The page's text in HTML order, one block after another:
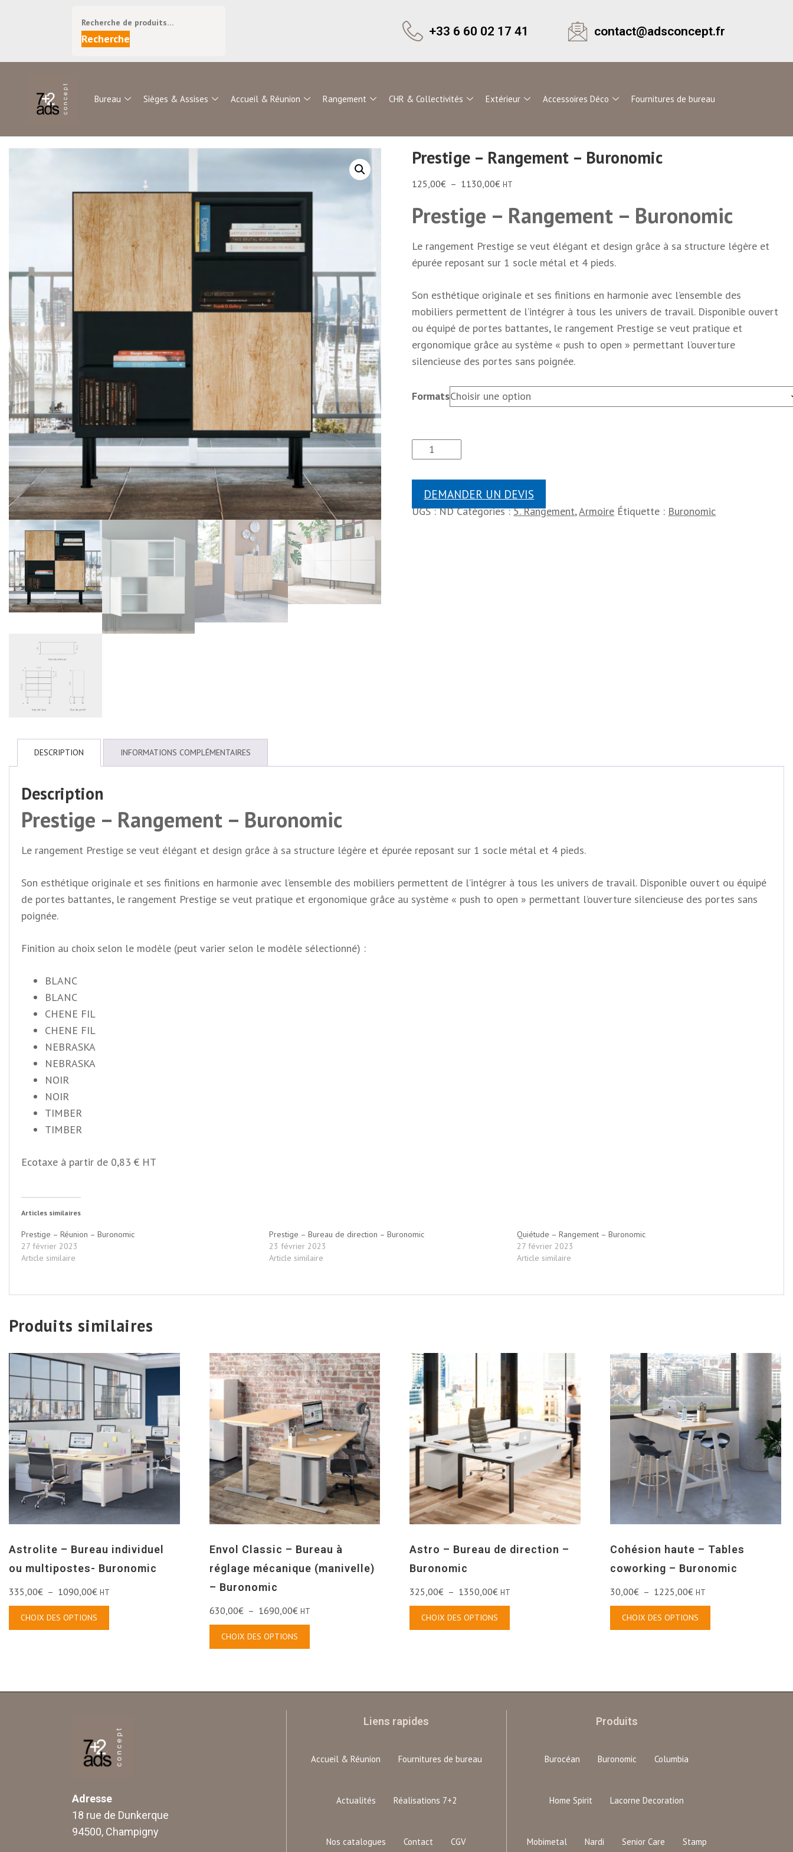
Recherche
+33 6 60 02 17 41 contact@adsconcept.fr
Bureau Sièges & Assises Accueil & Réunion Rangement CHR & Collectivités Extérieur Accessoires Déco Fournitures de bureau
Prestige – Rangement – Buronomic
125,00€ – 1130,00€ HT
Prestige – Rangement – Buronomic
Le rangement Prestige se veut élégant et design grâce à sa structure légère et
épurée reposant sur 1 socle métal et 4 pieds.
Son esthétique originale et ses finitions en harmonie avec l’ensemble des
mobiliers permettent de l’intégrer à tous les univers de travail. Disponible ouvert
ou équipé de portes battantes, le rangement Prestige se veut pratique et
ergonomique grâce au système « push to open » permettant l’ouverture
silencieuse des portes sans poignée.
Formats
DEMANDER UN DEVIS
UGS :ND Catégories :5. Rangement,Armoire Étiquette : Buronomic
DESCRIPTION INFORMATIONS COMPLÉMENTAIRES
Description
Prestige – Rangement – Buronomic
Le rangement Prestige se veut élégant et design grâce à sa structure légère et épurée reposant sur 1 socle métal et 4 pieds.
Son esthétique originale et ses finitions en harmonie avec l’ensemble des mobiliers permettent de l’intégrer à tous les univers de travail. Disponible ouvert ou équipé
de portes battantes, le rangement Prestige se veut pratique et ergonomique grâce au système « push to open » permettant l’ouverture silencieuse des portes sans
poignée.
Finition au choix selon le modèle (peut varier selon le modèle sélectionné) :
BLANC
BLANC
CHENE FIL
CHENE FIL
NEBRASKA
NEBRASKA
NOIR
NOIR
TIMBER
TIMBER
Ecotaxe à partir de 0,83 € HT
Articles similaires
Prestige – Réunion – Buronomic
27 février 2023
Article similaire
Prestige – Bureau de direction – Buronomic
23 février 2023
Article similaire
Quiétude – Rangement – Buronomic
27 février 2023
Article similaire
Produits similaires
Astrolite – Bureau individuel
ou multipostes- Buronomic
335,00€ – 1090,00€ HT
CHOIX DES OPTIONS
Envol Classic – Bureau à
réglage mécanique (manivelle)
– Buronomic
630,00€ – 1690,00€ HT
CHOIX DES OPTIONS
Astro – Bureau de direction –
Buronomic
325,00€ – 1350,00€ HT
CHOIX DES OPTIONS
Cohésion haute – Tables
coworking – Buronomic
30,00€ – 1225,00€ HT
CHOIX DES OPTIONS
Adresse
18 rue de Dunkerque
94500, Champigny
Liens rapides
Accueil & Réunion Fournitures de bureau
Actualités Réalisations 7+2
Nos catalogues Contact CGV
Produits
Burocéan Buronomic Columbia
Home Spirit Lacorne Decoration
Mobimetal Nardi Senior Care Stamp